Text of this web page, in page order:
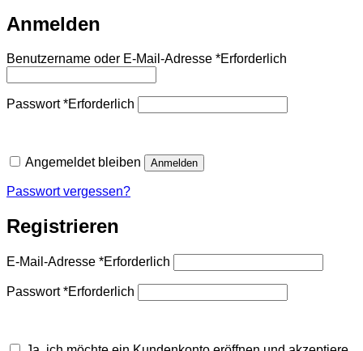
Anmelden
Benutzername oder E-Mail-Adresse *Erforderlich
Passwort*Erforderlich
Angemeldet bleiben Anmelden
Passwort vergessen?
Registrieren
E-Mail-Adresse *Erforderlich
Passwort*Erforderlich